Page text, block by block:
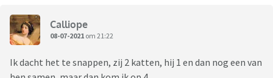
Calliope
08-07-2021 om 21:22
Ik dacht het te snappen, zij 2 katten, hij 1 en dan nog een van